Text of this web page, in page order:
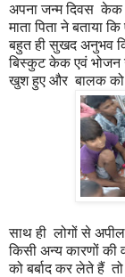
अपना जन्म दिवस केक
माता पिता ने बताया
बहुत ही सुखद अनुभव
बिस्कुट केक एवं भोजन
खुश हुए और बालक को
साथ ही लोगों से
किसी अन्य कारणों की
को बर्बाद कर लेते हैं